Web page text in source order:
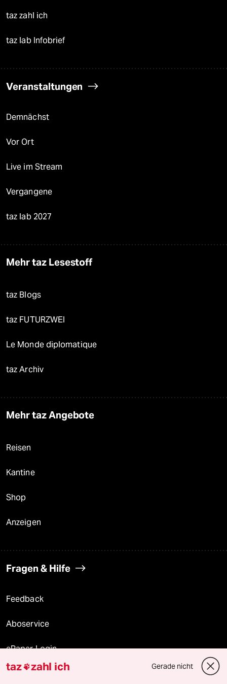
taz zahl ich
taz lab Infobrief
Veranstaltungen
Demnächst
Vor Ort
Live im Stream
Vergangene
taz lab 2027
Mehr taz Lesestoff
taz Blogs
taz FUTURZWEI
Le Monde diplomatique
taz Archiv
Mehr taz Angebote
Reisen
Kantine
Shop
Anzeigen
Fragen & Hilfe
Feedback
Aboservice
ePaper Login
Downloads für Abonnierende
taz zahl ich Gerade nicht